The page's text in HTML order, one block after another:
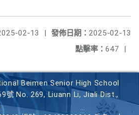
發佈日期： 2025-02-13
02-13
|
點擊率： 647 |
Beimen Senior High School
號 No. 269, Liuann Li, Jiali Dist.,